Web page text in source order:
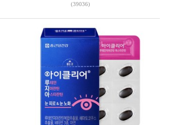
(39036)